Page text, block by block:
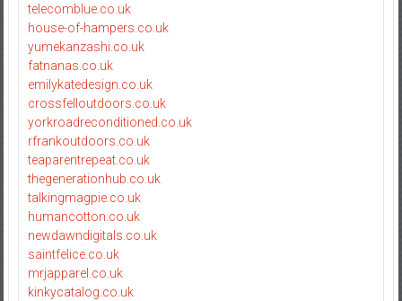
telecomblue.co.uk
house-of-hampers.co.uk
yumekanzashi.co.uk
fatnanas.co.uk
emilykatedesign.co.uk
crossfelloutdoors.co.uk
yorkroadreconditioned.co.uk
rfrankoutdoors.co.uk
teaparentrepeat.co.uk
thegenerationhub.co.uk
talkingmagpie.co.uk
humancotton.co.uk
newdawndigitals.co.uk
saintfelice.co.uk
mrjapparel.co.uk
kinkycatalog.co.uk